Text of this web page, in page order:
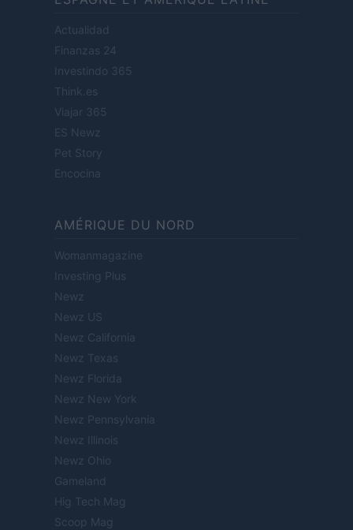
Actualidad
Finanzas 24
Investindo 365
Think.es
Viajar 365
ES Newz
Pet Story
Encocina
AMÉRIQUE DU NORD
Womanmagazine
Investing Plus
Newz
Newz US
Newz California
Newz Texas
Newz Florida
Newz New York
Newz Pennsylvania
Newz Illinois
Newz Ohio
Gameland
Hig Tech Mag
Scoop Mag